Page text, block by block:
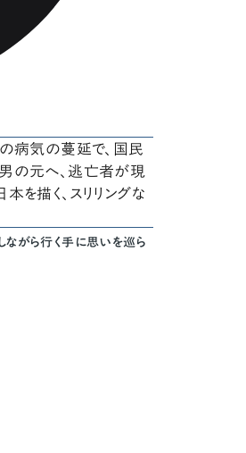
病気の蔓延で、国民
の元へ、逃亡者が現
描く、スリリングな
がら行く手に思いを巡ら